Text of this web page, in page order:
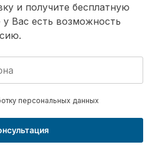
и получите бесплатную
Вас есть возможность
персональных данных